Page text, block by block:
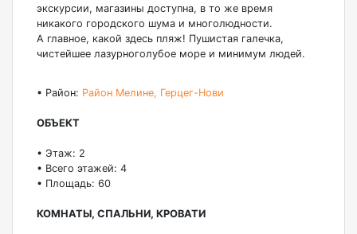
экскурсии, магазины доступна, в то же время
никакого городского шума и многолюдности.
А главное, какой здесь пляж! Пушистая галечка,
чистейшее лазурноголубое море и минимум людей.
• Район: Район Мелине, Герцег-Нови
ОБЪЕКТ
• Этаж: 2
• Всего этажей: 4
• Площадь: 60
КОМНАТЫ, СПАЛЬНИ, КРОВАТИ